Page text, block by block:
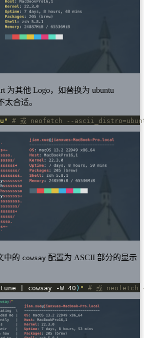
为其他 Logo，如替换为 ubuntu
太合适。
# 或 neofetch --
中的 cowsay 配置为 ASCII 部分的显示
| cowsay -W 40 ) " # 或 neofetch